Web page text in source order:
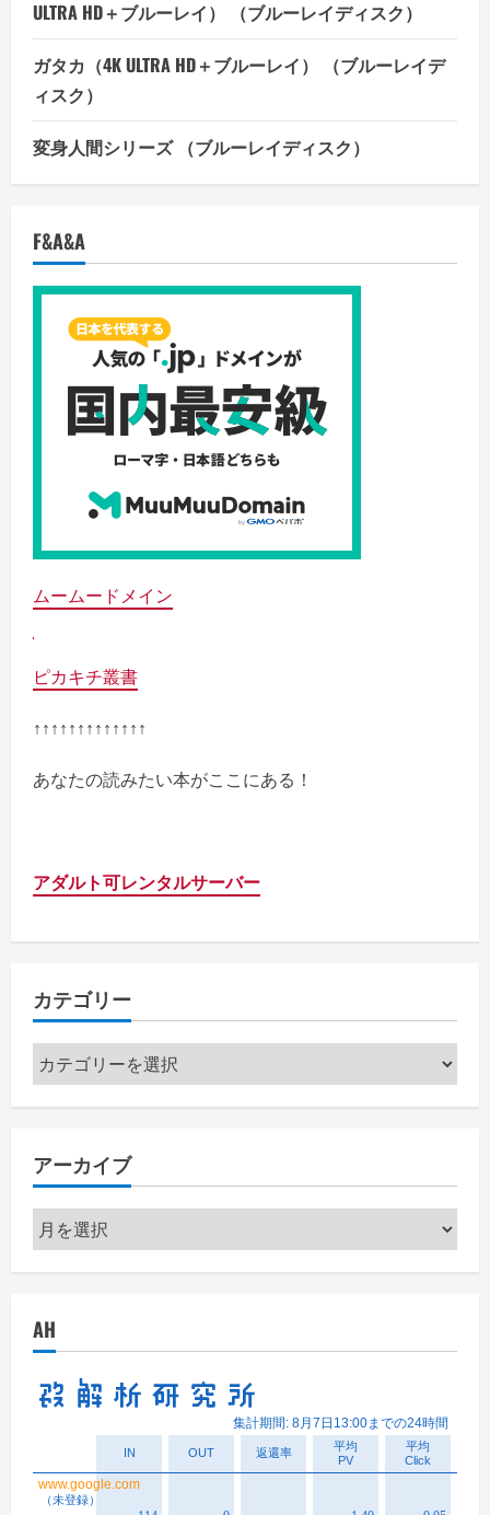
ULTRA HD＋ブルーレイ） （ブルーレイディスク）
ガタカ（4K ULTRA HD＋ブルーレイ） （ブルーレイデ
ィスク）
変身人間シリーズ （ブルーレイディスク）
F&A&A
ムームードメイン
ピカキチ叢書
↑↑↑↑↑↑↑↑↑↑↑↑↑
あなたの読みたい本がここにある！
アダルト可レンタルサーバー
カテゴリー
カ
テ
ー
アーカイブ
ア
ー
ブ
AH